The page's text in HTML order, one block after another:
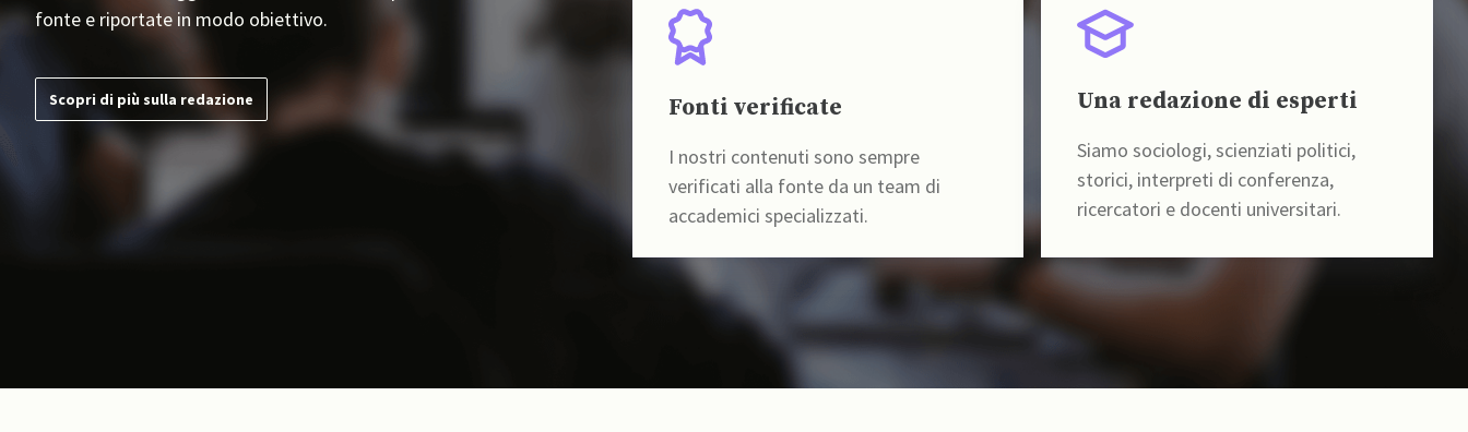
fonte e riportate in modo obiettivo.
Scopri di più sulla redazione Fonti verificate
I nostri contenuti sono sempre
verificati alla fonte da un team di
accademici specializzati.
Una redazione di esperti
Siamo sociologi, scienziati politici,
storici, interpreti di conferenza,
ricercatori e docenti universitari.